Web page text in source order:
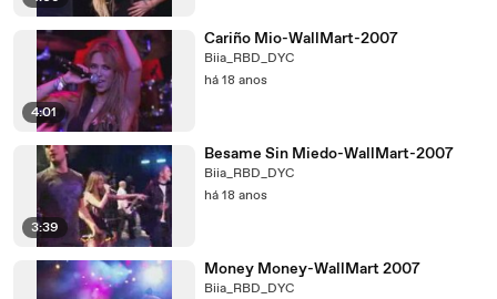
4:01
Cariño Mio-WallMart-2007
Biia_RBD_DYC
há 18 anos
3:39
Besame Sin Miedo-WallMart-2007
Biia_RBD_DYC
há 18 anos
Money Money-WallMart 2007
Biia_RBD_DYC